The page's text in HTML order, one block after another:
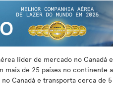
líder de mercado no Canadá
mais de 25 países no continente
Canadá e transporta cerca de